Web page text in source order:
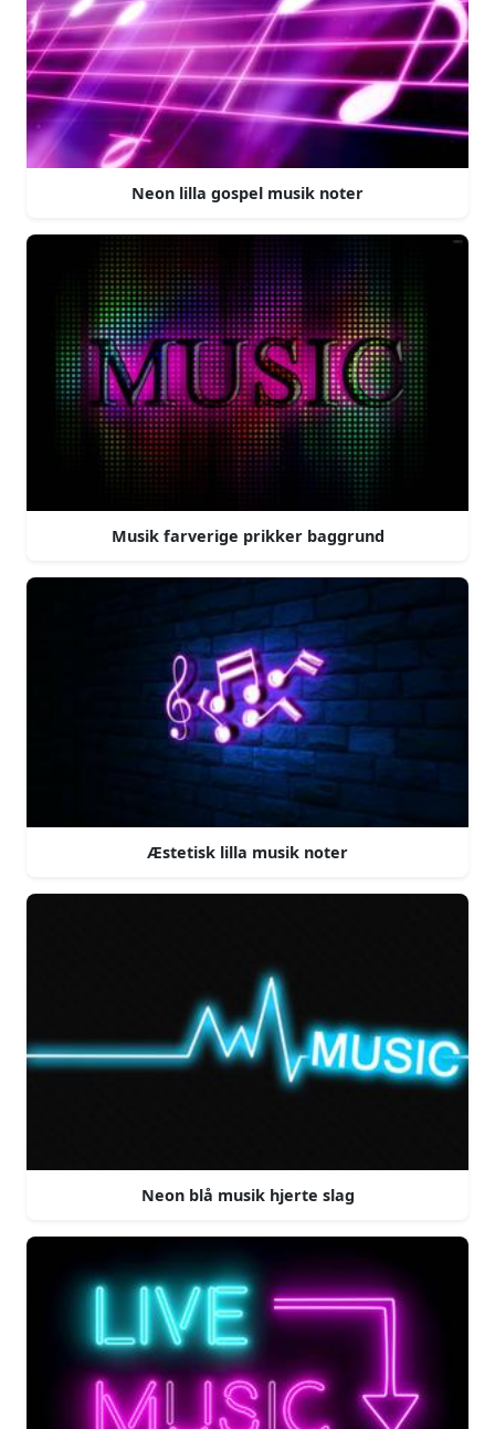
Neon lilla gospel musik noter
Musik farverige prikker baggrund
Æstetisk lilla musik noter
Neon blå musik hjerte slag